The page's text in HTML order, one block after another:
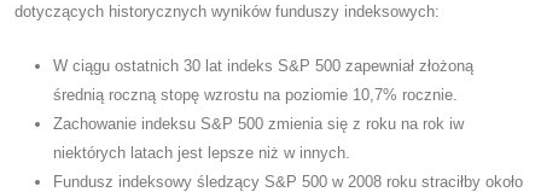
dotyczących historycznych wyników funduszy indeksowych:
W ciągu ostatnich 30 lat indeks S&P 500 zapewniał złożoną
średnią roczną stopę wzrostu na poziomie 10,7% rocznie.
Zachowanie indeksu S&P 500 zmienia się z roku na rok iw
niektórych latach jest lepsze niż w innych.
Fundusz indeksowy śledzący S&P 500 w 2008 roku straciłby około